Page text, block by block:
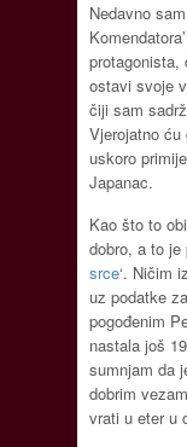
Nedavno
protagonista,
ostavi svoje
čiji sam
Vjerojatno ću
uskoro
Japanac.
Kao što to
dobro, a to je
srce‘. Ničim
uz podatke
pogođenim
nastala još
sumnjam da
dobrim
vrati u eter u